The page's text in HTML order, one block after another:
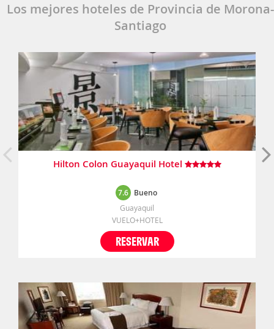
Los mejores hoteles de Provincia de Morona-
Santiago
Hilton Colon Guayaquil Hotel
7.6 Bueno
Guayaquil
VUELO+HOTEL
RESERVAR